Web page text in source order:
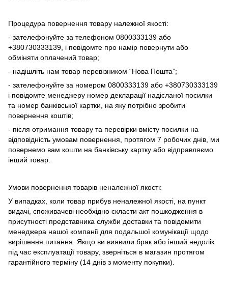
Процедура повернення товару належної якості:
- зателефонуйте за телефоном 0800333139 або
+380730333139, і повідомте про намір повернути або
обміняти оплачений товар;
- надішліть нам товар перевізником “Нова Пошта”;
- зателефонуйте за номером 0800333139 або +380730333139
і повідомте менеджеру номер декларації надісланої посилки
та номер банківської картки, на яку потрібно зробити
повернення коштів;
- після отримання товару та перевірки вмісту посилки на
відповідність умовам повернення, протягом 7 робочих днів, ми
повернемо вам кошти на банківську картку або відправляємо
інший товар.
Умови повернення товарів неналежної якості:
У випадках, коли товар прибув неналежної якості, на пункт
видачі, споживачеві необхідно скласти акт пошкодження в
присутності представника служби доставки та повідомити
менеджера нашої компанії для подальшої комунікації щодо
вирішення питання. Якщо ви виявили брак або інший недолік
під час експлуатації товару, зверніться в магазин протягом
гарантійного терміну (14 днів з моменту покупки).